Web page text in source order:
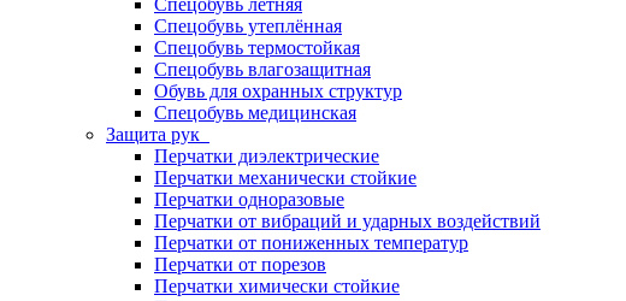
Спецобувь летняя
Спецобувь утеплённая
Спецобувь термостойкая
Спецобувь влагозащитная
Обувь для охранных структур
Спецобувь медицинская
Защита рук
Перчатки диэлектрические
Перчатки механически стойкие
Перчатки одноразовые
Перчатки от вибраций и ударных воздействий
Перчатки от пониженных температур
Перчатки от порезов
Перчатки химически стойкие